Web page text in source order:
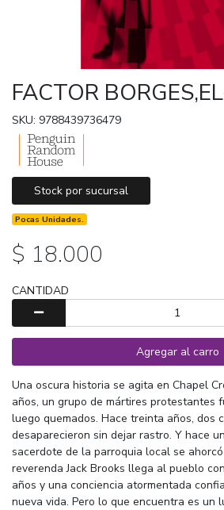
FACTOR
SKU: 9788439736479
Stock por sucursal
Pocas Unidades.
$ 18.000
CANTIDAD
Agregar al carro
Una oscura historia se agita en Chapel
años, un grupo de mártires protestantes
luego quemados. Hace treinta años, dos
desaparecieron sin dejar rastro. Y hace
sacerdote de la parroquia local se
reverenda Jack Brooks llega al pueblo
años y una conciencia atormentada
nueva vida. Pero lo que encuentra es un